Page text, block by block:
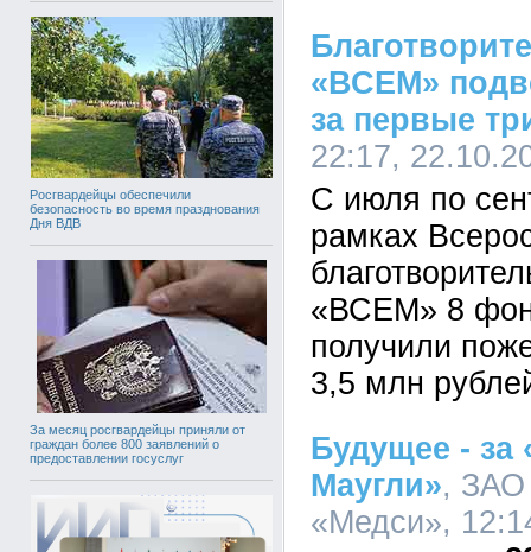
Росгвардейцы обеспечили
безопасность во время празднования
Дня ВДВ
За месяц росгвардейцы приняли от
граждан более 800 заявлений о
предоставлении госуслуг
«ВСЕМ»
за первые
22:17,
С июля по
рамках
«ВСЕМ» 8
получили
3,5 млн
Будущее - за
Маугли», ЗАО
«Медси»,